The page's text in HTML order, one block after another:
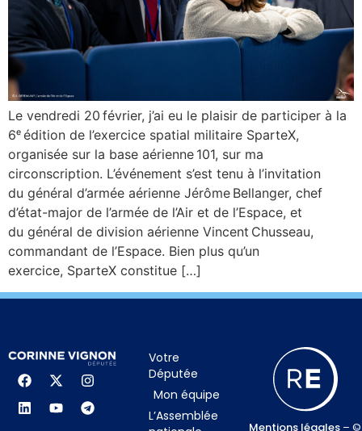
Le vendredi 20 février, j’ai eu le plaisir de participer à la
6ᵉ édition de l’exercice spatial militaire SparteX,
organisée sur la base aérienne 101, sur ma
circonscription. L’événement s’est tenu à l’invitation
du général d’armée aérienne Jérôme Bellanger, chef
d’état-major de l’armée de l’Air et de l’Espace, et
du général de division aérienne Vincent Chusseau,
commandant de l’Espace. Bien plus qu’un
exercice, SparteX constitue […]
Votre
Députée
Mon équipe
L’Assemblée
Mentions légales – ©